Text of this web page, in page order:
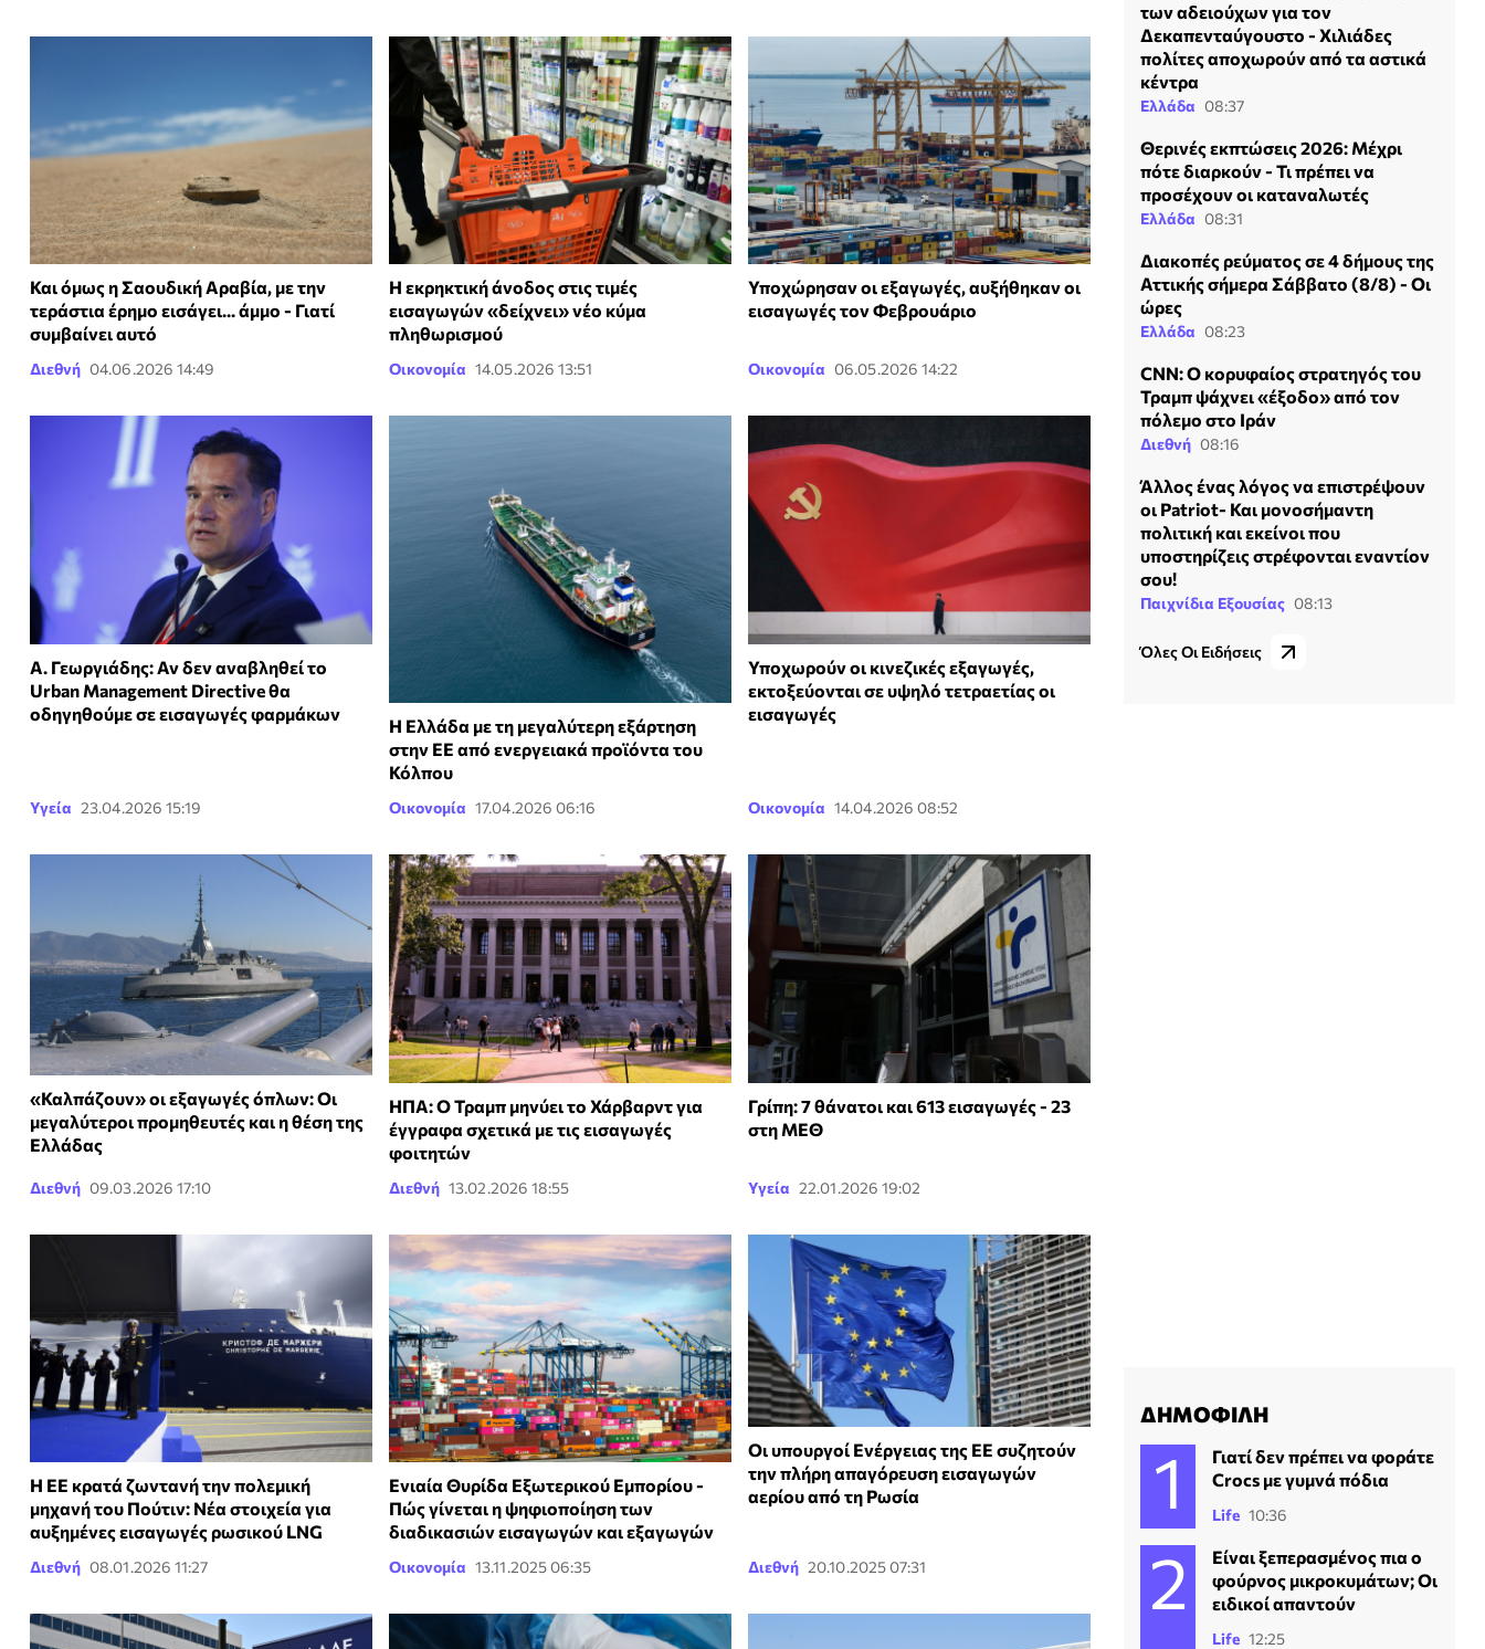
Και όμως η Σαουδική Αραβία, με την
τεράστια έρημο εισάγει... άμμο - Γιατί
συμβαίνει αυτό
Διεθνή 04.06.2026 14:49
Η εκρηκτική άνοδος στις τιμές
εισαγωγών «δείχνει» νέο κύμα
πληθωρισμού
Οικονομία 14.05.2026 13:51
Υποχώρησαν οι εξαγωγές, αυξήθηκαν οι
εισαγωγές τον Φεβρουάριο
Οικονομία 06.05.2026 14:22
Α. Γεωργιάδης: Αν δεν αναβληθεί το
Urban Management Directive θα
οδηγηθούμε σε εισαγωγές φαρμάκων
Υγεία 23.04.2026 15:19
Η Ελλάδα με τη μεγαλύτερη εξάρτηση
στην ΕΕ από ενεργειακά προϊόντα του
Κόλπου
Οικονομία 17.04.2026 06:16
Υποχωρούν οι κινεζικές εξαγωγές,
εκτοξεύονται σε υψηλό τετραετίας οι
εισαγωγές
Οικονομία 14.04.2026 08:52
«Καλπάζουν» οι εξαγωγές όπλων: Οι
μεγαλύτεροι προμηθευτές και η θέση της
Ελλάδας
Διεθνή 09.03.2026 17:10
ΗΠΑ: Ο Τραμπ μηνύει το Χάρβαρντ για
έγγραφα σχετικά με τις εισαγωγές
φοιτητών
Διεθνή 13.02.2026 18:55
Γρίπη: 7 θάνατοι και 613 εισαγωγές - 23
στη ΜΕΘ
Υγεία 22.01.2026 19:02
H EE κρατά ζωντανή την πολεμική
μηχανή του Πούτιν: Νέα στοιχεία για
αυξημένες εισαγωγές ρωσικού LNG
Διεθνή 08.01.2026 11:27
Ενιαία Θυρίδα Εξωτερικού Εμπορίου -
Πώς γίνεται η ψηφιοποίηση των
διαδικασιών εισαγωγών και εξαγωγών
Οικονομία 13.11.2025 06:35
Οι υπουργοί Ενέργειας της ΕΕ συζητούν
την πλήρη απαγόρευση εισαγωγών
αερίου από τη Ρωσία
Διεθνή 20.10.2025 07:31
των αδειούχων για τον
Δεκαπενταύγουστο - Χιλιάδες
πολίτες αποχωρούν από τα αστικά
κέντρα
Ελλάδα 08:37
Θερινές εκπτώσεις 2026: Μέχρι
πότε διαρκούν - Τι πρέπει να
προσέχουν οι καταναλωτές
Ελλάδα 08:31
Διακοπές ρεύματος σε 4 δήμους της
Αττικής σήμερα Σάββατο (8/8) - Οι
ώρες
Ελλάδα 08:23
CNN: Ο κορυφαίος στρατηγός του
Τραμπ ψάχνει «έξοδο» από τον
πόλεμο στο Ιράν
Διεθνή 08:16
Άλλος ένας λόγος να επιστρέψουν
οι Patriot- Και μονοσήμαντη
πολιτική και εκείνοι που
υποστηρίζεις στρέφονται εναντίον
σου!
Παιχνίδια Εξουσίας 08:13
Όλες Οι Ειδήσεις
ΔΗΜΟΦΙΛΗ
Γιατί δεν πρέπει να φοράτε
Crocs με γυμνά πόδια
Life 10:36
Είναι ξεπερασμένος πια ο
φούρνος μικροκυμάτων; Οι
ειδικοί απαντούν
Life 12:25